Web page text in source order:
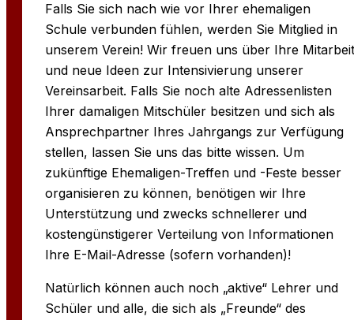
Falls Sie sich nach wie vor Ihrer ehemaligen
Schule verbunden fühlen, werden Sie Mitglied in
unserem Verein! Wir freuen uns über Ihre Mitarbeit
und neue Ideen zur Intensivierung unserer
Vereinsarbeit. Falls Sie noch alte Adressenlisten
Ihrer damaligen Mitschüler besitzen und sich als
Ansprechpartner Ihres Jahrgangs zur Verfügung
stellen, lassen Sie uns das bitte wissen. Um
zukünftige Ehemaligen-Treffen und -Feste besser
organisieren zu können, benötigen wir Ihre
Unterstützung und zwecks schnellerer und
kostengünstigerer Verteilung von Informationen
Ihre E-Mail-Adresse (sofern vorhanden)!
Natürlich können auch noch „aktive“ Lehrer und
Schüler und alle, die sich als „Freunde“ des